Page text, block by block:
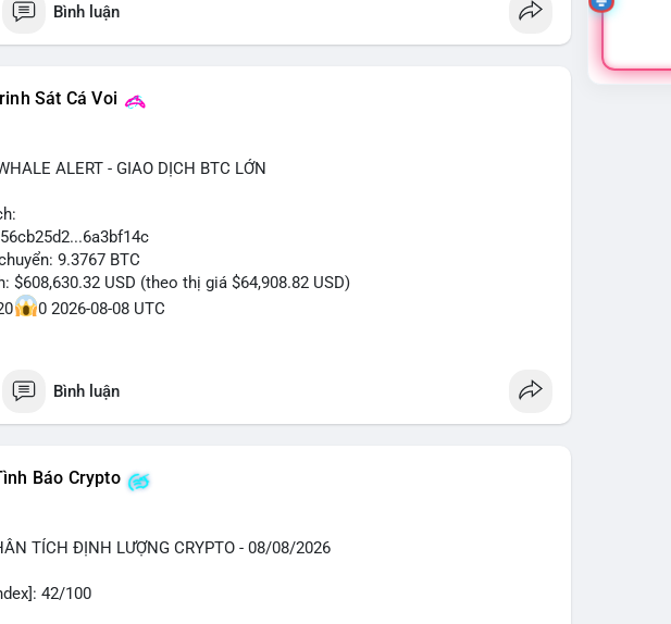
Bình luận
Sát Cá Voi
ALERT - GIAO DỊCH BTC LỚN
9.3767 BTC
$608,630.32 USD (theo thị giá $64,908.82 USD)
0 2026-08-08 UTC
nghìn USD được thực hiện trong khung giờ sáng sớm, thời điểm thanh
thấy chủ ví ưu tiên sự riêng tư hơn là tốc độ khớp lệnh. Với khối lượng
khả năng cao là cá voi đang tái phân bổ tài sản giữa các ví nóng hoặc
giao dịch tập trung trong các khối tiếp theo, áp lực bán sẽ gia tăng đáng kể,
đến tâm lý nhà đầu cơ ngắn hạn.
nên theo dõi điểm đến của 9.3767 BTC này trong 24 giờ tới. Nếu dòng
đây là tín hiệu tích cực cho xu hướng tăng. Ngược lại, nếu chuyển vào
với nhịp điều chỉnh.
Bình luận
Báo Crypto
TÍCH ĐỊNH LƯỢNG CRYPTO - 08/08/2026
42/100